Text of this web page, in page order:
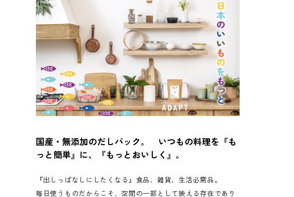
国産・無添加のだしパック。 いつもの料理を『も
っと簡単』に、『もっとおいしく』。
『出しっぱなしにしたくなる』食品、雑貨、生活必需品。
毎日使うものだからこそ、空間の一部として映える存在であり